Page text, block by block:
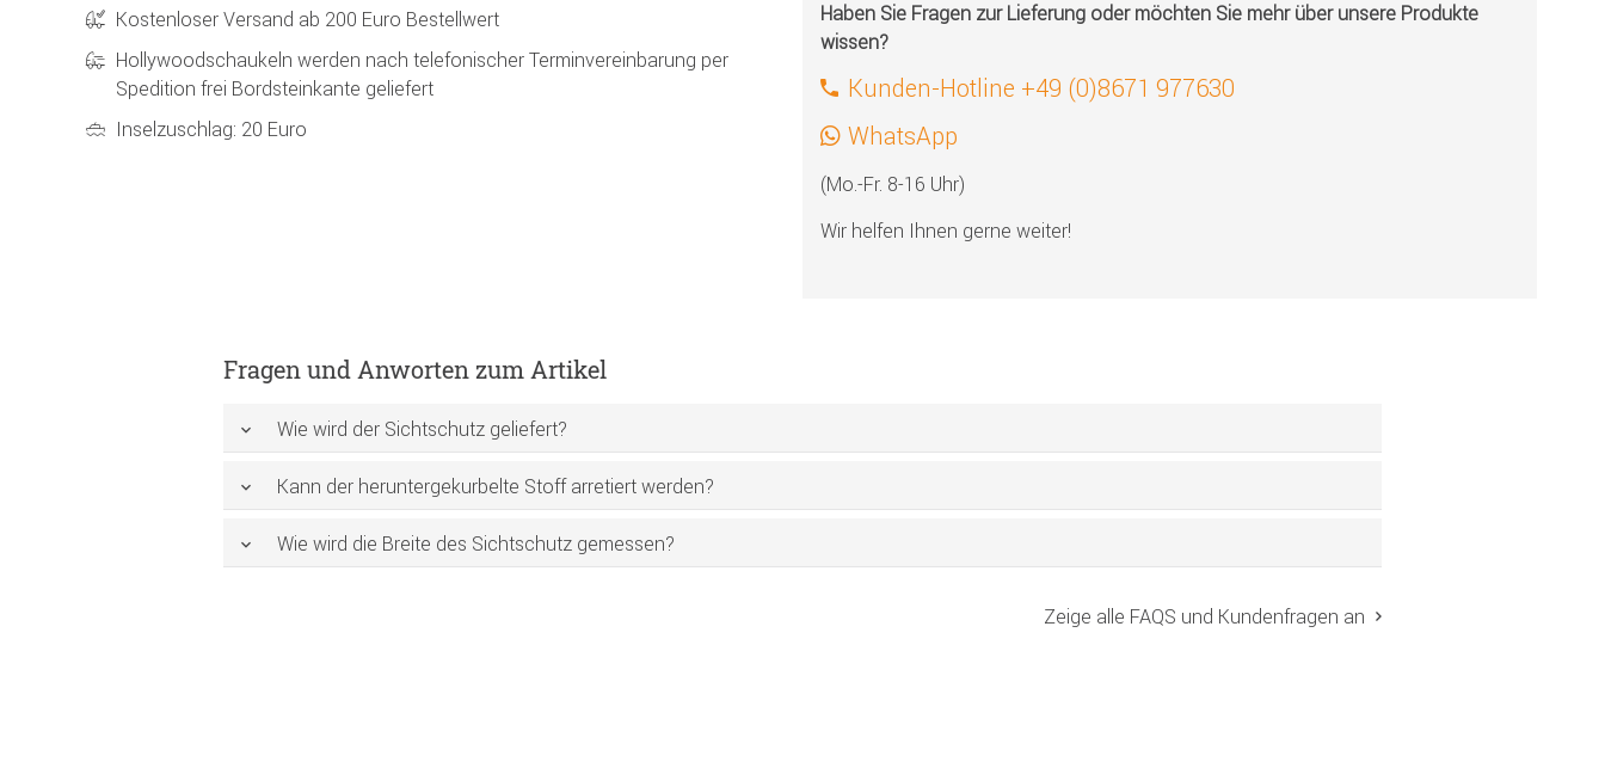
Kostenloser Versand ab 200 Euro Bestellwert
Hollywoodschaukeln werden nach telefonischer Terminvereinbarung per
Spedition frei Bordsteinkante geliefert
Inselzuschlag: 20 Euro
Haben Sie Fragen zur Lieferung oder möchten Sie mehr über unsere Produkte
wissen?
Kunden-Hotline +49 (0)8671 977630
WhatsApp
(Mo.-Fr. 8-16 Uhr)
Wir helfen Ihnen gerne weiter!
Fragen und Anworten zum Artikel
Wie wird der Sichtschutz geliefert?
Kann der heruntergekurbelte Stoff arretiert werden?
Wie wird die Breite des Sichtschutz gemessen?
Zeige alle FAQS und Kundenfragen an